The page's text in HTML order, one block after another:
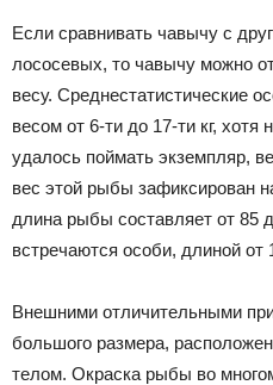
Если сравнивать чавычу с
лососевых, то чавычу можно
весу. Среднестатистические
весом от 6-ти до 17-ти кг,
удалось поймать экземпляр,
вес этой рыбы зафиксирован
длина рыбы составляет от 85
встречаются особи, длиной от
Внешними отличительными
большого размера,
телом. Окраска рыбы во